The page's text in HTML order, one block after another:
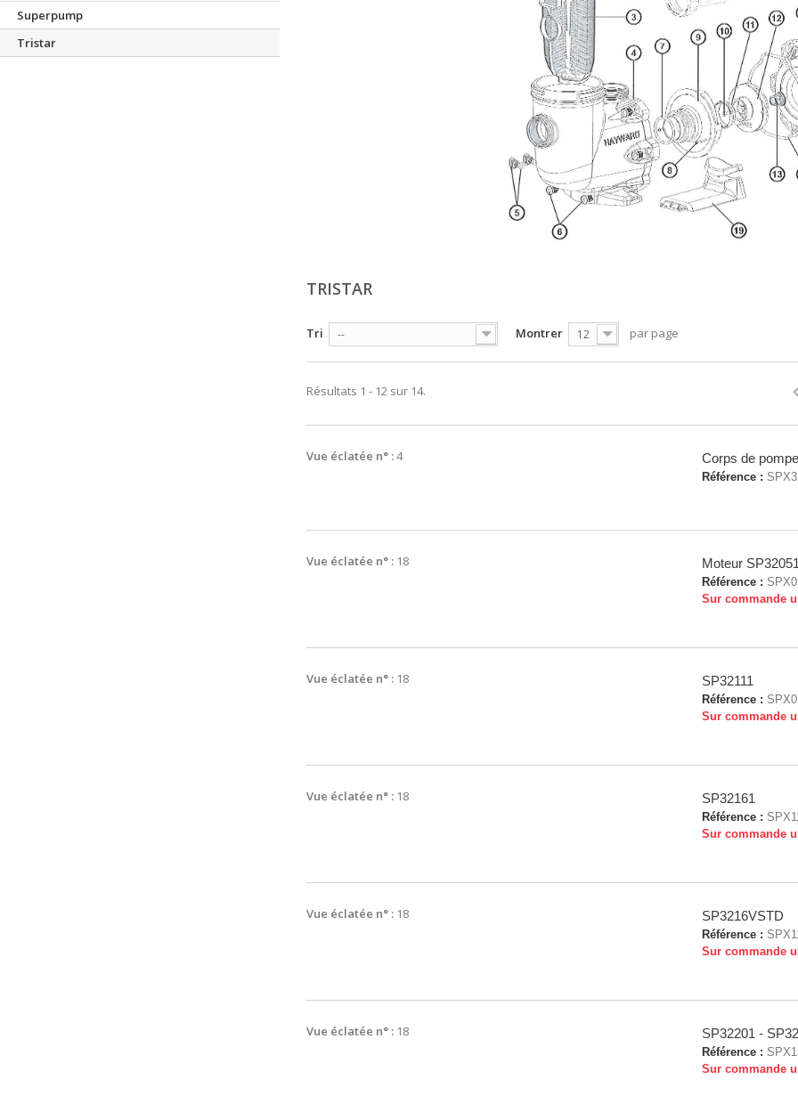
Superpump
Tristar
TRISTAR
Tri -- Montrer 12 par page
Résultats 1 - 12 sur 14.
Vue éclatée n° :4 Corps de
Référence :
Vue éclatée n° :18 Moteur
Référence :
Sur commande
Vue éclatée n° :18 SP32111
Référence :
Sur commande
Vue éclatée n° :18 SP32161
Référence :
Sur commande
Vue éclatée n° :18 SP3216VSTD
Référence :
Sur commande
Vue éclatée n° :18 SP32201 -
Référence :
Sur commande